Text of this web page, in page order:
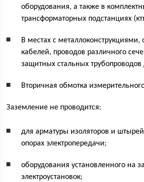
оборудования, а также в
трансформаторных подстанциях
В местах с металлоконструкциями,
кабелей, проводов различного
защитных стальных трубопроводов
Вторичная обмотка
Заземление не проводится:
для арматуры изоляторов и
опорах электропередачи;
оборудования установленного на
электроустановок;